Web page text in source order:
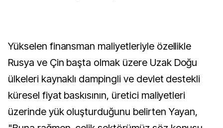
Yükselen finansman maliyetleriyle özellikle
Rusya ve Çin başta olmak üzere Uzak Doğu
ülkeleri kaynaklı dampingli ve devlet destekli
küresel fiyat baskısının, üretici maliyetleri
üzerinde yük oluşturduğunu belirten Yayan,